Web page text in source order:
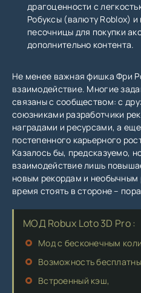
драгоценности с
Робуксы (валюту Roblox)
песочницы для покупки
дополнительно контента.
Не менее важная фишка Фри
взаимодействие. Многие
связаны с сообществом: с
союзниками разработчики
наградами и ресурсами, а
постепенного карьерного
Казалось бы, предсказуемо,
взаимодействие лишь
новым рекордам и необычным
время стоять в стороне –
МОД Robux Loto 3D Pro :
Мод с бесконечным
Возможность
Встроенный кэш,